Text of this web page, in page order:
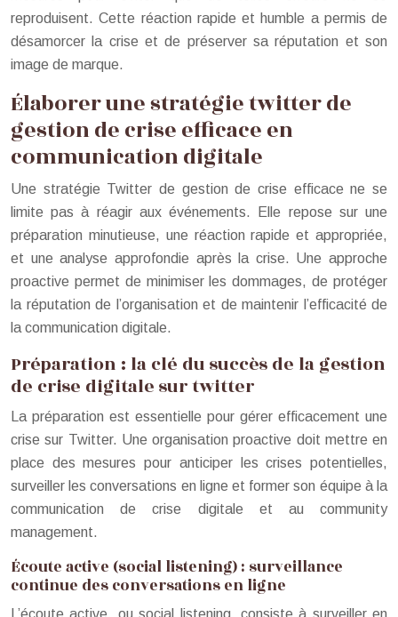
reproduisent. Cette réaction rapide et humble a permis de
désamorcer la crise et de préserver sa réputation et son
image de marque.
Élaborer une stratégie twitter de
gestion de crise efficace en
communication digitale
Une stratégie Twitter de gestion de crise efficace ne se
limite pas à réagir aux événements. Elle repose sur une
préparation minutieuse, une réaction rapide et appropriée,
et une analyse approfondie après la crise. Une approche
proactive permet de minimiser les dommages, de protéger
la réputation de l’organisation et de maintenir l’efficacité de
la communication digitale.
Préparation : la clé du succès de la gestion
de crise digitale sur twitter
La préparation est essentielle pour gérer efficacement une
crise sur Twitter. Une organisation proactive doit mettre en
place des mesures pour anticiper les crises potentielles,
surveiller les conversations en ligne et former son équipe à la
communication de crise digitale et au community
management.
Écoute active (social listening) : surveillance
continue des conversations en ligne
L’écoute active, ou social listening, consiste à surveiller en